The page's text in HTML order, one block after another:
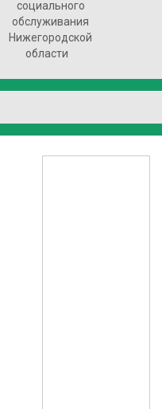
социального
обслуживания
Нижегородской
области